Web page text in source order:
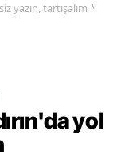
yazın, tartışalım *
yol